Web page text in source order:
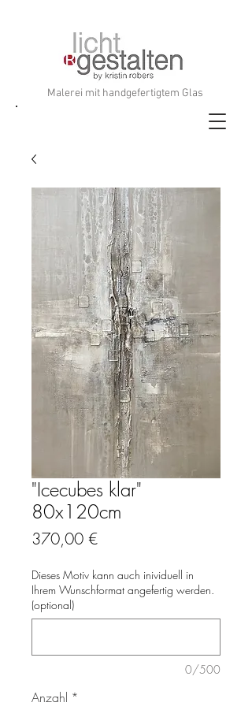
Malerei mit handgefertigtem Glas
"Icecubes klar"
80x120cm
370,00 €Preis
Dieses Motiv kann auch inividuell in
Ihrem Wunschformat angefertig werden.
(optional)
0/500
Anzahl *